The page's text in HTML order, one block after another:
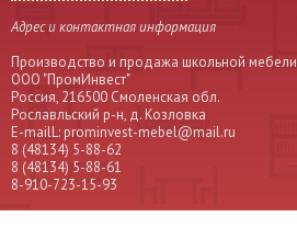
Адрес и контактная информация
Производство и продажа школьной мебели
OOO "ПромИнвест"
Россия, 216500 Смоленская обл.
Рославльский р-н, д. Козловка
Е-mailL: prominvest-mebel@mail.ru
8 (48134) 5-88-62
8 (48134) 5-88-61
8-910-723-15-93